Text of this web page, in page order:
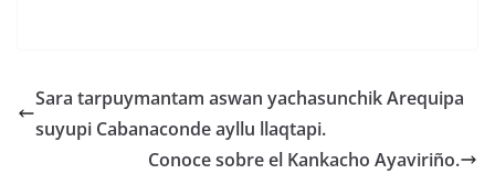
Sara tarpuymantam aswan yachasunchik Arequipa
suyupi Cabanaconde ayllu llaqtapi.
Conoce sobre el Kankacho Ayaviriño.